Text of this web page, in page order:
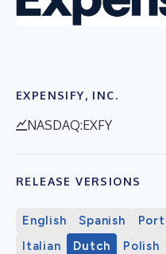
EXPENSIFY, INC.
NASDAQ:EXFY
RELEASE VERSIONS
English Spanish
Italian
Dutch Polish